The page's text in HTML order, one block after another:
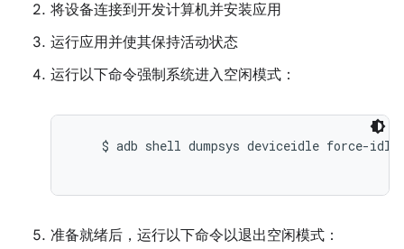
将设备连接到开发计算机并安装应用
运行应用并使其保持活动状态
运行以下命令强制系统进入空闲模式：
    $ adb shell dumpsys deviceidle force-idle
准备就绪后，运行以下命令以退出空闲模式：